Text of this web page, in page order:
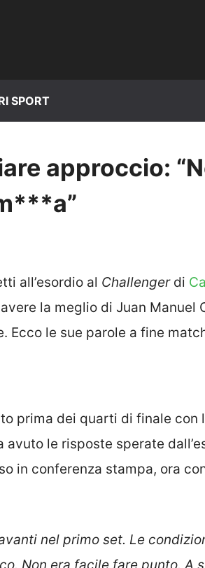
SPORT
approccio:
all’esordio al Challengerdi
la meglio di Juan Manuel
Ecco le sue parole a fine
prima dei quarti di finale con
avuto le risposte sperate
in conferenza stampa, ora
nel primo set. Le
Non era facile fare punto. A